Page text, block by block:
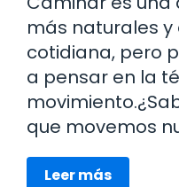
más naturales y
cotidiana, pero
a pensar en la
que movemos
Leer más